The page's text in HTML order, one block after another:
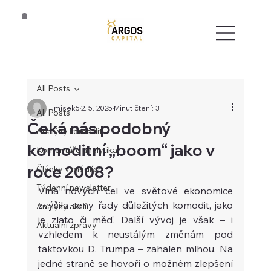
All Posts
Analýzy komodit
Komentáře analytika
Články v médiích
Týdenní newsletter
Analýzy akcií
Aktuální zprávy
All Posts
Čeká nás podobný
komoditní „boom“ jako v
roce 2008?
misek52. 5. 2025Minut čtení: 3
Vlna nových cel ve světové ekonomice
zvýšila ceny řady důležitých komodit, jako
je zlato či měď. Další vývoj je však – i
vzhledem k neustálým změnám pod
taktovkou D. Trumpa – zahalen mlhou. Na
jedné straně se hovoří o možném zlepšení